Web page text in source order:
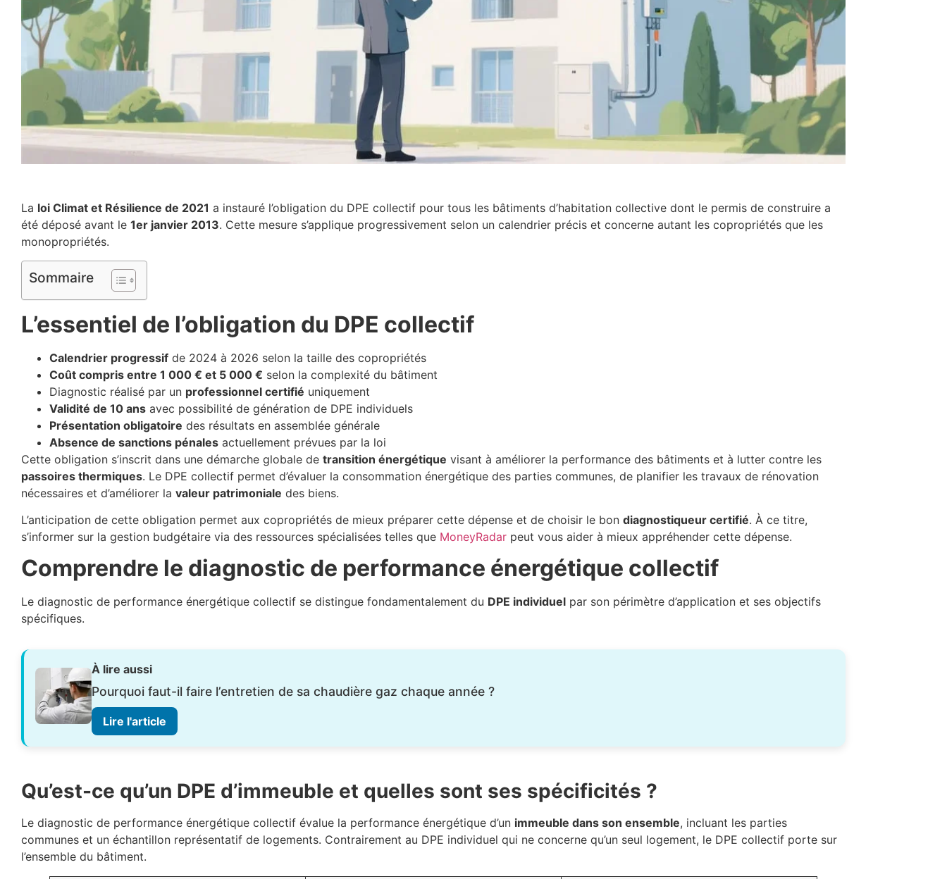
La loi Climat et Résilience de 2021 a instauré l’obligation du DPE collectif pour tous les bâtiments d’habitation collective dont le permis de construire a
été déposé avant le 1er janvier 2013. Cette mesure s’applique progressivement selon un calendrier précis et concerne autant les copropriétés que les
monopropriétés.
Sommaire
L’essentiel de l’obligation du DPE collectif
Calendrier progressif de 2024 à 2026 selon la taille des copropriétés
Coût compris entre 1 000 € et 5 000 € selon la complexité du bâtiment
Diagnostic réalisé par un professionnel certifié uniquement
Validité de 10 ans avec possibilité de génération de DPE individuels
Présentation obligatoire des résultats en assemblée générale
Absence de sanctions pénales actuellement prévues par la loi
Cette obligation s’inscrit dans une démarche globale de transition énergétique visant à améliorer la performance des bâtiments et à lutter contre les
passoires thermiques. Le DPE collectif permet d’évaluer la consommation énergétique des parties communes, de planifier les travaux de rénovation
nécessaires et d’améliorer la valeur patrimoniale des biens.
L’anticipation de cette obligation permet aux copropriétés de mieux préparer cette dépense et de choisir le bon diagnostiqueur certifié. À ce titre,
s’informer sur la gestion budgétaire via des ressources spécialisées telles que MoneyRadar peut vous aider à mieux appréhender cette dépense.
Comprendre le diagnostic de performance énergétique collectif
Le diagnostic de performance énergétique collectif se distingue fondamentalement du DPE individuel par son périmètre d’application et ses objectifs
spécifiques.
À lire aussi
Pourquoi faut-il faire l’entretien de sa chaudière gaz chaque année ?
Lire l'article
Qu’est-ce qu’un DPE d’immeuble et quelles sont ses spécificités ?
Le diagnostic de performance énergétique collectif évalue la performance énergétique d’un immeuble dans son ensemble, incluant les parties
communes et un échantillon représentatif de logements. Contrairement au DPE individuel qui ne concerne qu’un seul logement, le DPE collectif porte sur
l’ensemble du bâtiment.